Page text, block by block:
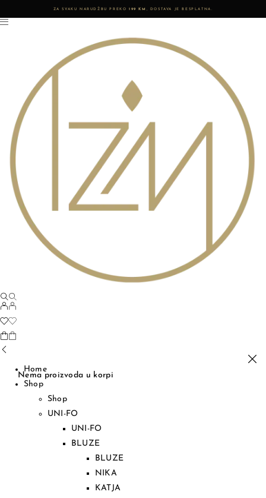
ZA SVAKU NARUDŽBU PREKO 199 KM , DOSTAVA JE BESPLATNA.
Nema proizvoda u korpi
Home
Shop
Shop
UNI-FO
UNI-FO
BLUZE
BLUZE
NIKA
KATJA